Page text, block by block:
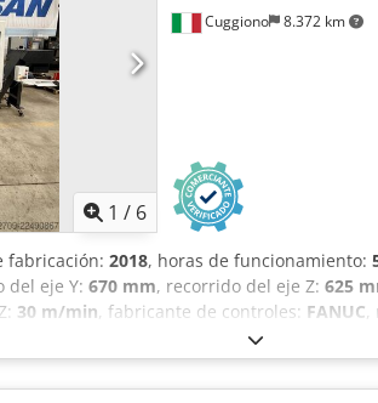
1 / 6
Cuggiono 8.372 km
fabricación: 2018, horas de funcionamiento:
del eje Y: 670 mm, recorrido del eje Z: 625
30 m/min, fabricante de controles: FANUC,
4.400 mm
kg, velocidad del husillo (min.):80 rpm,
suministro de refrigerante:20 bar, potencia